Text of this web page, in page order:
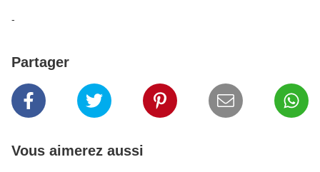
-
Partager
Vous aimerez aussi